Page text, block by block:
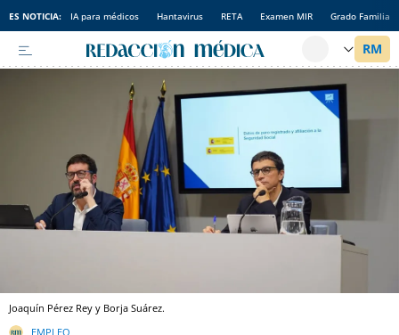
ES NOTICIA: IA para médicos Hantavirus RETA Examen MIR Grado Familia
Joaquín Pérez Rey y Borja Suárez.
EMPLEO